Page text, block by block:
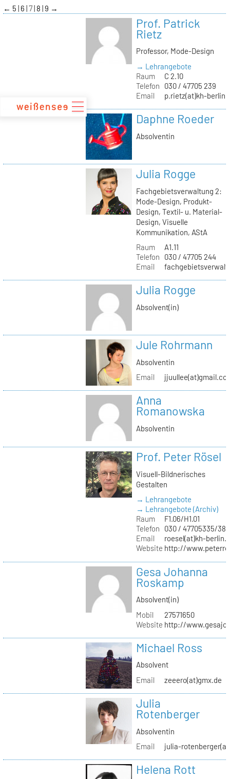
zum
Inhalt
← 5 6 7 8 9 →
Prof. Patrick
Rietz
Professor, Mode-Design
→ Lehrangebote
Raum
C 2.10
Telefon
030 / 47705 239
Email
p.rietz(at)kh-
Daphne Roeder
Absolventin
Julia Rogge
Fachgebietsverwaltung 2:
Mode-Design, Produkt-
Design, Textil- u. Material-
Design, Visuelle
Kommunikation, AStA
Raum
A1.11
Telefon
030 / 47705 244
Email
Julia Rogge
Absolvent(in)
Jule Rohrmann
Absolventin
Email
Anna
Romanowska
Absolventin
Prof. Peter Rösel
Visuell-Bildnerisches
Gestalten
→ Lehrangebote
→ Lehrangebote (Archiv)
Raum
F1.06/H1.01
Telefon
030 / 47705335/387
Email
roesel(at)kh-
Website http://
Gesa Johanna
Roskamp
Absolvent(in)
Mobil
27571650
Website http://
Michael Ross
Absolvent
Email
zeeero(at)gmx.de
Julia
Rotenberger
Absolventin
Email
julia-
Helena Rott